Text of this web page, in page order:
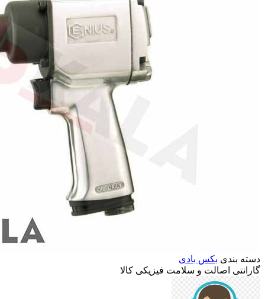
دسته بندی بکس بادی
گارانتی اصالت و سلامت فیزیکی کالا